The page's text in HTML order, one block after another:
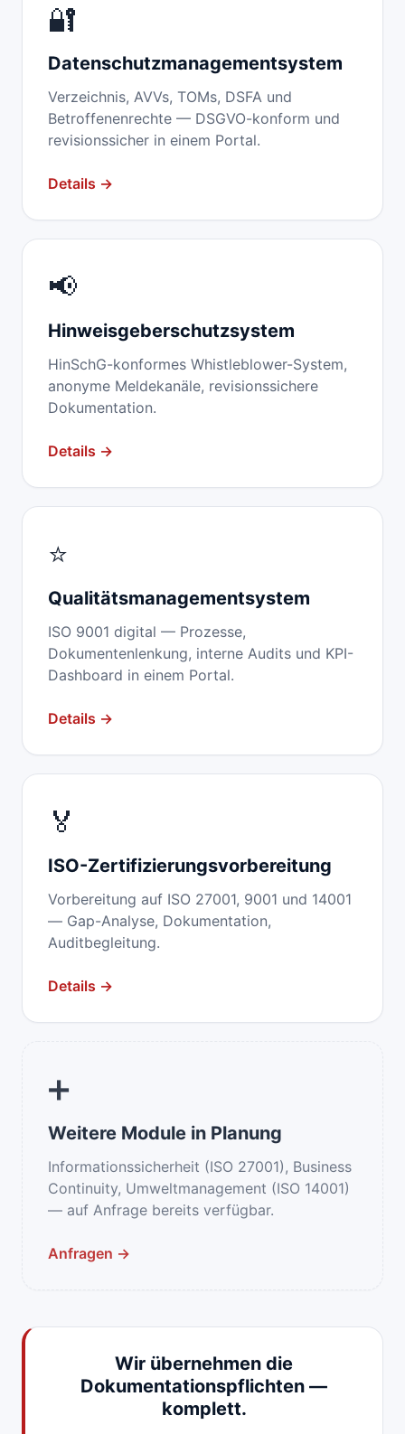
🔐
Datenschutz­management­system
Verzeichnis, AVVs, TOMs, DSFA und
Betroffenenrechte — DSGVO-konform und
revisionssicher in einem Portal.
Details →
📢
Hinweisgeber­schutzsystem
HinSchG-konformes Whistleblower-System,
anonyme Meldekanäle, revisionssichere
Dokumentation.
Details →
⭐
Qualitäts­management­system
ISO 9001 digital — Prozesse,
Dokumentenlenkung, interne Audits und KPI-
Dashboard in einem Portal.
Details →
🏅
ISO-Zertifizierungs­vorbereitung
Vorbereitung auf ISO 27001, 9001 und 14001
— Gap-Analyse, Dokumentation,
Auditbegleitung.
Details →
➕
Weitere Module in Planung
Informations­sicherheit (ISO 27001), Business
Continuity, Umweltmanagement (ISO 14001)
— auf Anfrage bereits verfügbar.
Anfragen →
Wir übernehmen die
Dokumentationspflichten —
komplett.